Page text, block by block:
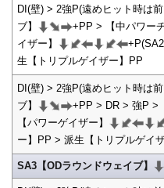
DI(壁) > 2強P(遠めヒット時は
ブ】
+PP > 【中パワー
イザー】
生【トリプルゲイザー】PP
DI(壁) > 2強P(遠めヒット時は
ブ】
+PP > DR > 強P >
【パワーゲイザー】
ー】PP > 派生【トリプルゲイ
SA3【ODラウンドウェイブ】